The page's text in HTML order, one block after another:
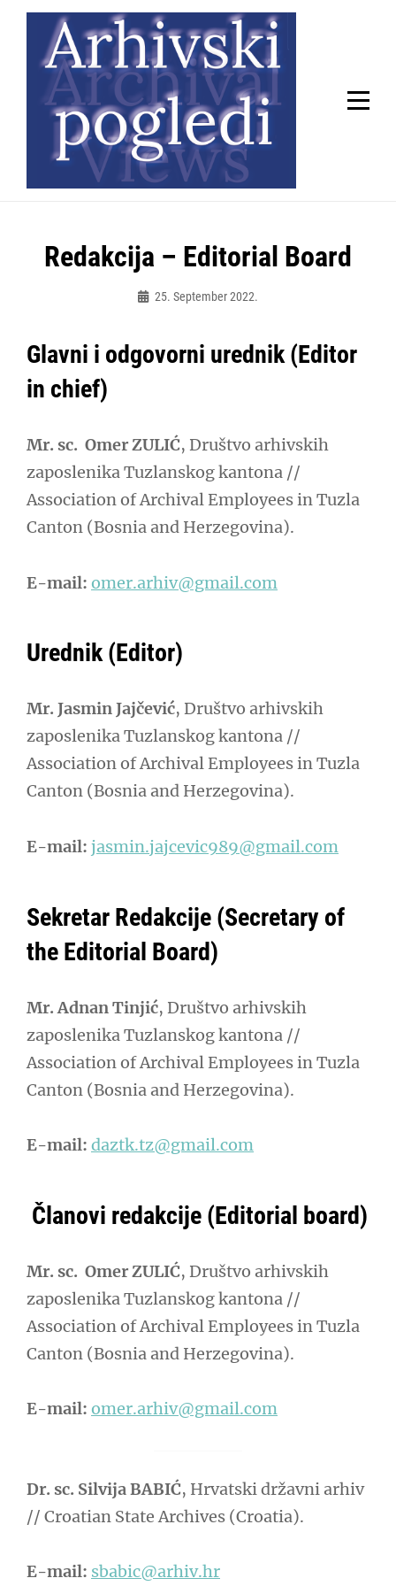
Skip
content
Redakcija – Editorial Board
25. September 2022.
Glavni i odgovorni urednik (Editor
in chief)
Mr. sc. Omer ZULIĆ, Društvo arhivskih
zaposlenika Tuzlanskog kantona //
Association of Archival Employees in Tuzla
Canton (Bosnia and Herzegovina).
E-mail: omer.arhiv@gmail.com
Urednik (Editor)
Mr. Jasmin Jajčević, Društvo arhivskih
zaposlenika Tuzlanskog kantona //
Association of Archival Employees in Tuzla
Canton (Bosnia and Herzegovina).
E-mail: jasmin.jajcevic989@gmail.com
Sekretar Redakcije (Secretary of
the Editorial Board)
Mr. Adnan Tinjić, Društvo arhivskih
zaposlenika Tuzlanskog kantona //
Association of Archival Employees in Tuzla
Canton (Bosnia and Herzegovina).
E-mail: daztk.tz@gmail.com
Članovi redakcije (Editorial board)
Mr. sc. Omer ZULIĆ, Društvo arhivskih
zaposlenika Tuzlanskog kantona //
Association of Archival Employees in Tuzla
Canton (Bosnia and Herzegovina).
E-mail: omer.arhiv@gmail.com
Dr. sc. Silvija BABIĆ, Hrvatski državni arhiv
// Croatian State Archives (Croatia).
E-mail: sbabic@arhiv.hr